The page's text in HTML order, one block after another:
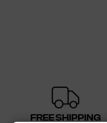
FREE SHIPPING